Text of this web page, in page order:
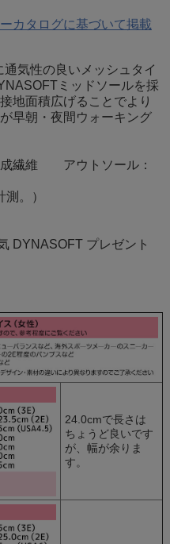
カタログに基づいて掲載
気性の良いメッシュタイ
ミッドソールを採
地面積広げることでより
早朝・夜間ウォーキング
繊維 アウトソール：
。）
DYNASOFT プレゼント
24.0cmで長さは
ちょうど良いです
が、幅が余りま
す。